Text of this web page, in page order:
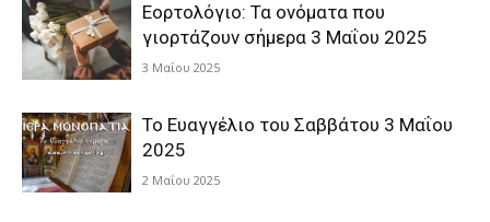
Εορτολόγιο: Τα ονόματα που
γιορτάζουν σήμερα 3 Μαΐου 2025
3 Μαΐου 2025
Το Ευαγγέλιο του Σαββάτου 3 Μαΐου
2025
2 Μαΐου 2025